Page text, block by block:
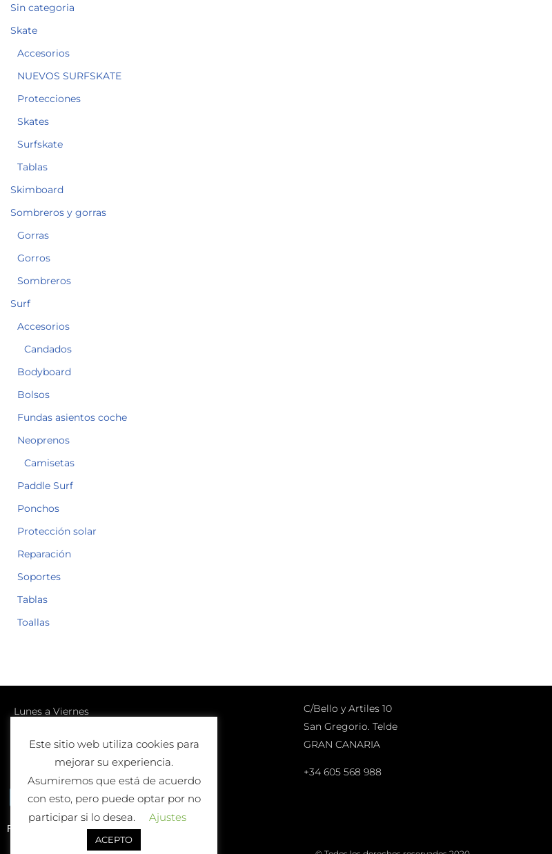
Sin categoria
Skate
Accesorios
NUEVOS SURFSKATE
Protecciones
Skates
Surfskate
Tablas
Skimboard
Sombreros y gorras
Gorras
Gorros
Sombreros
Surf
Accesorios
Candados
Bodyboard
Bolsos
Fundas asientos coche
Neoprenos
Camisetas
Paddle Surf
Ponchos
Protección solar
Reparación
Soportes
Tablas
Toallas
Lunes a Viernes
Sábados
10:00-13:00
C/Bello y Artiles 10
San Gregorio. Telde
GRAN CANARIA
+34 605 568 988
Política de Devolución o Cambio
Este sitio web utiliza cookies para
mejorar su experiencia.
Asumiremos que está de acuerdo
con esto, pero puede optar por no
participar si lo desea.
Ajustes
ACEPTO